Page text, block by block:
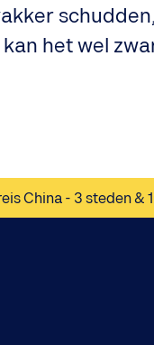
het wel
China - 3 steden &